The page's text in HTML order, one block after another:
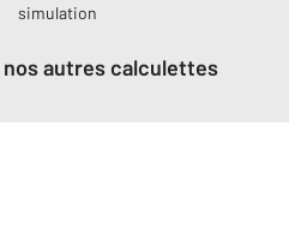
simulation
nos autres calculettes